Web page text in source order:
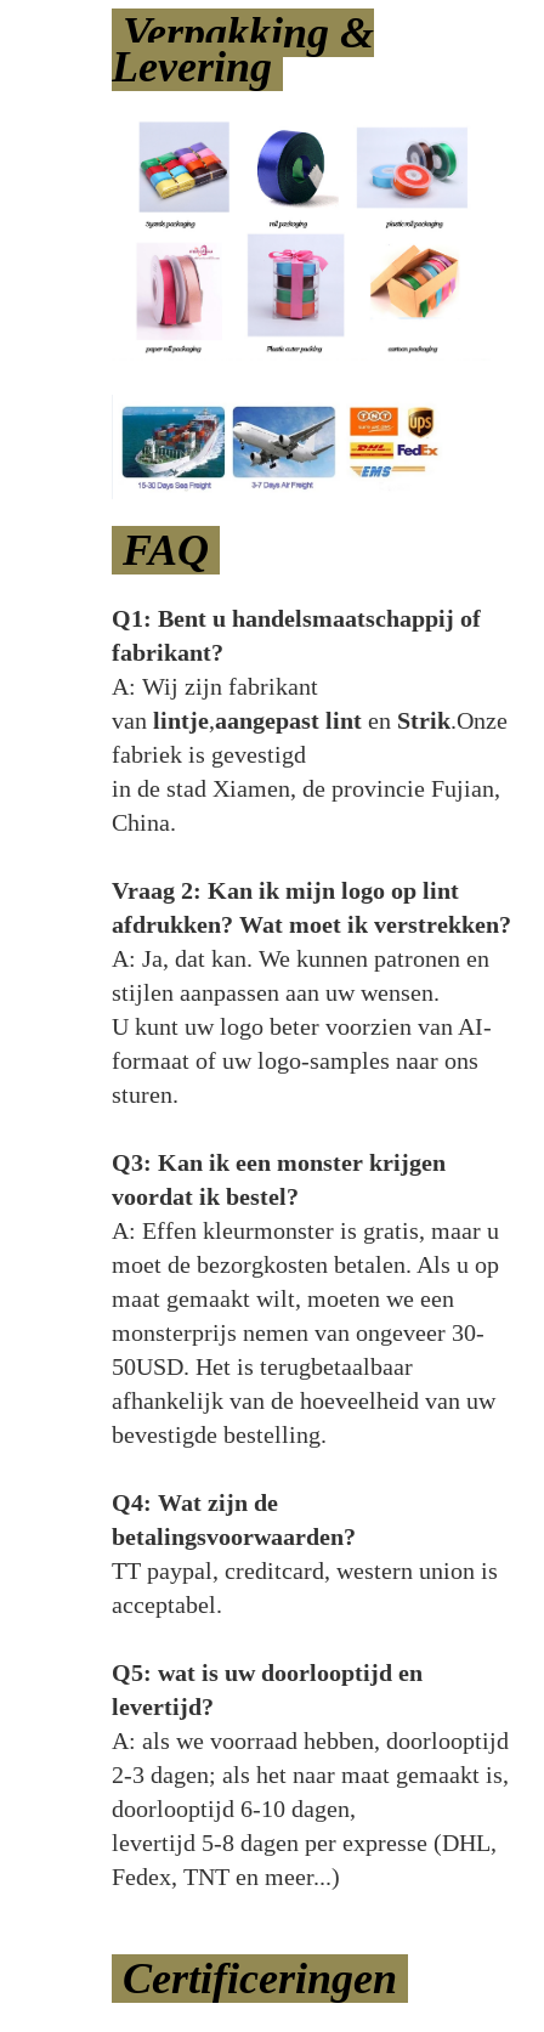
Verpakking &
Levering
FAQ
Q1: Bent u handelsmaatschappij of
fabrikant?
A: Wij zijn fabrikant
van lintje,aangepast linten Strik.Onze
fabriek is gevestigd
in de stad Xiamen, de provincie Fujian,
China.
Vraag 2: Kan ik mijn logo op lint
afdrukken? Wat moet ik verstrekken?
A: Ja, dat kan. We kunnen patronen en
stijlen aanpassen aan uw wensen.
U kunt uw logo beter voorzien van AI-
formaat of uw logo-samples naar ons
sturen.
Q3: Kan ik een monster krijgen
voordat ik bestel?
A: Effen kleurmonster is gratis, maar u
moet de bezorgkosten betalen. Als u op
maat gemaakt wilt, moeten we een
monsterprijs nemen van ongeveer 30-
50USD. Het is terugbetaalbaar
afhankelijk van de hoeveelheid van uw
bevestigde bestelling.
Q4: Wat zijn de
betalingsvoorwaarden?
TT paypal, creditcard, western union is
acceptabel.
Q5: wat is uw doorlooptijd en
levertijd?
A: als we voorraad hebben, doorlooptijd
2-3 dagen; als het naar maat gemaakt is,
doorlooptijd 6-10 dagen,
levertijd 5-8 dagen per expresse (DHL,
Fedex, TNT en meer...)
Certificeringen